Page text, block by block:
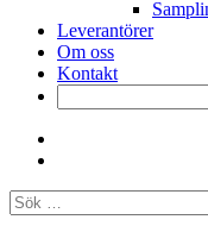
Leverantörer
Om oss
Kontakt
Sök
efter: